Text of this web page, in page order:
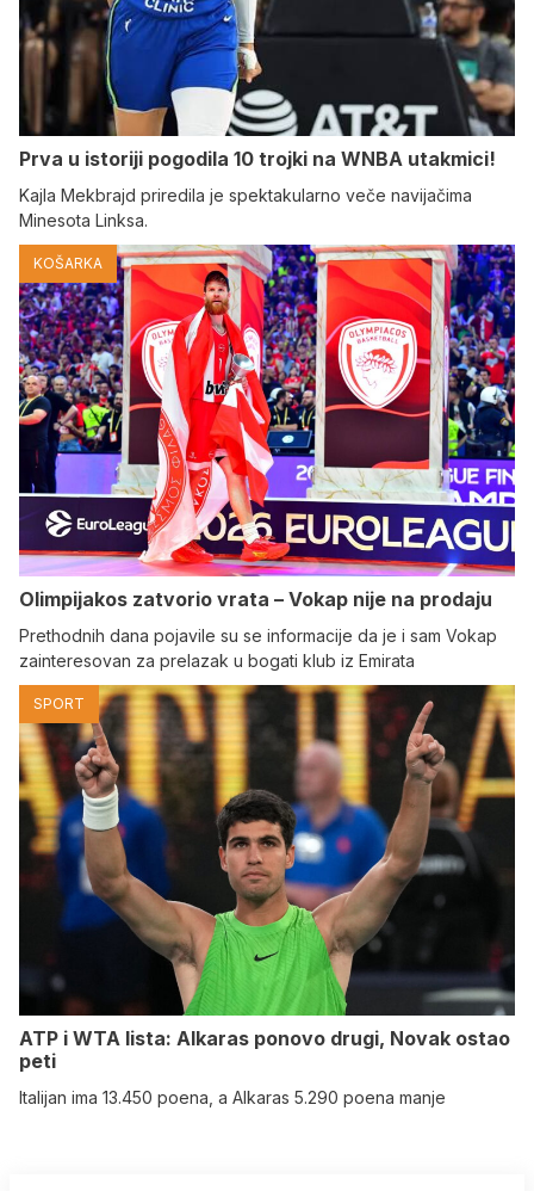
Prva u istoriji pogodila 10 trojki na WNBA utakmici!
Kajla Mekbrajd priredila je spektakularno veče navijačima
Minesota Linksa.
KOŠARKA
Olimpijakos zatvorio vrata – Vokap nije na prodaju
Prethodnih dana pojavile su se informacije da je i sam Vokap
zainteresovan za prelazak u bogati klub iz Emirata
SPORT
ATP i WTA lista: Alkaras ponovo drugi, Novak ostao
peti
Italijan ima 13.450 poena, a Alkaras 5.290 poena manje